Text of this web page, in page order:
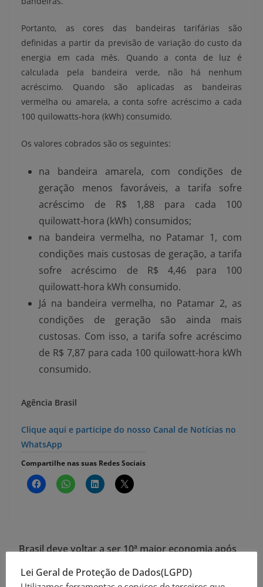
Portanto, as cores das bandeiras tarifárias são
definidas a partir da previsão de variação do custo da
energia em cada mês. Quando a conta de luz é
calculada pela bandeira verde, não há nenhum
acréscimo. Quando são aplicadas as bandeiras
vermelha ou amarela, a conta sofre acréscimo a cada
100 quilowatts-hora (kWh) consumido.
Os valores cobrados são os seguintes:
na bandeira amarela, com condições de
geração menos favoráveis, a tarifa sofre
acréscimo de R$ 1,88 para cada 100
quilowatt-hora (kWh) consumidos;
na bandeira vermelha, no Patamar 1, com
condições mais custosas de geração, a tarifa
sofre acréscimo de R$ 4,46 para 100
quilowatt-hora kWh consumido.
Já na bandeira vermelha, no Patamar 2, as
condições de geração são ainda mais
custosas. Com isso, a tarifa sofre acréscimo
de R$ 7,87 para cada 100 quilowatt-hora kWh
consumido.
Agência Brasil
Clique aqui e participe do nosso Canal de Notícias no
WhatsApp
Compartilhe nas suas Redes Sociais
Brasil deve voltar a ser 10ª maior economia após
resultado do PIB
Anvisa libera fábrica da Ypê e produtos feitos a
Lei Geral de Proteção de Dados(LGPD)